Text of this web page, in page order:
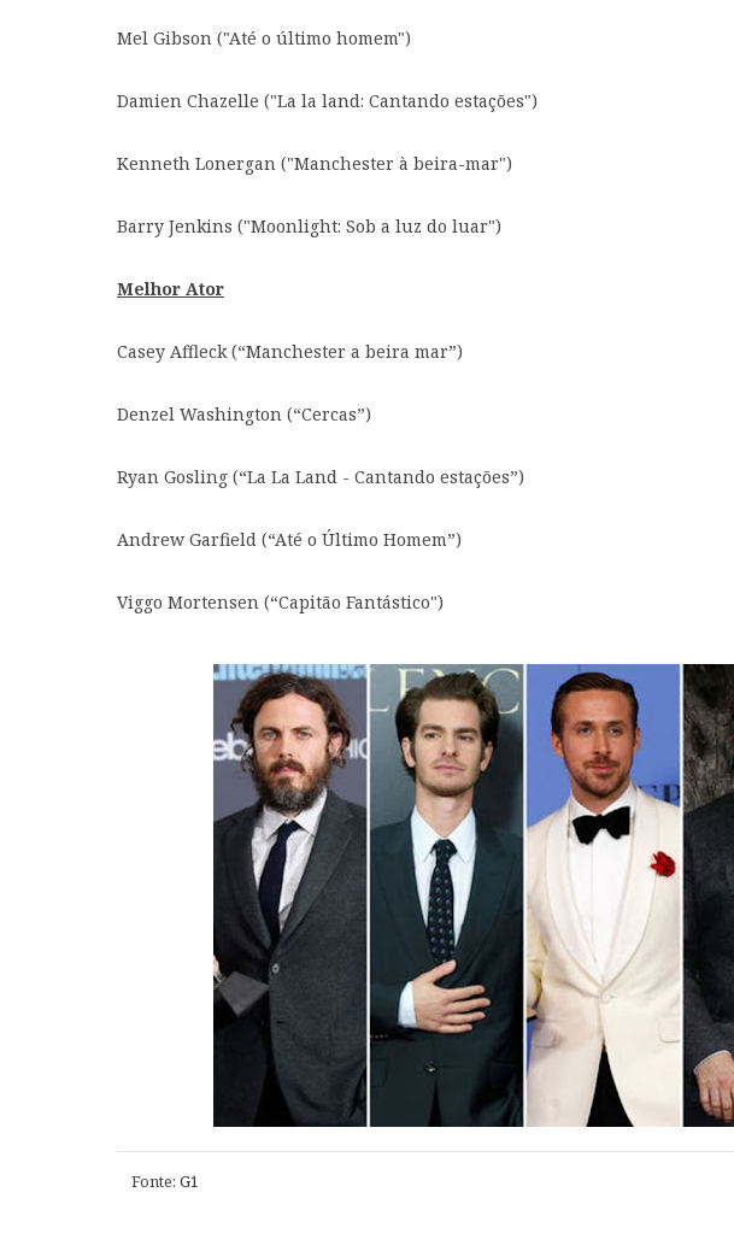
Mel Gibson ("Até o último homem")
Damien Chazelle ("La la land: Cantando estações")
Kenneth Lonergan ("Manchester à beira-mar")
Barry Jenkins ("Moonlight: Sob a luz do luar")
Melhor Ator
Casey Affleck (“Manchester a beira mar”)
Denzel Washington (“Cercas”)
Ryan Gosling (“La La Land - Cantando estações”)
Andrew Garfield (“Até o Último Homem”)
Viggo Mortensen (“Capitão Fantástico")
Fonte: G1